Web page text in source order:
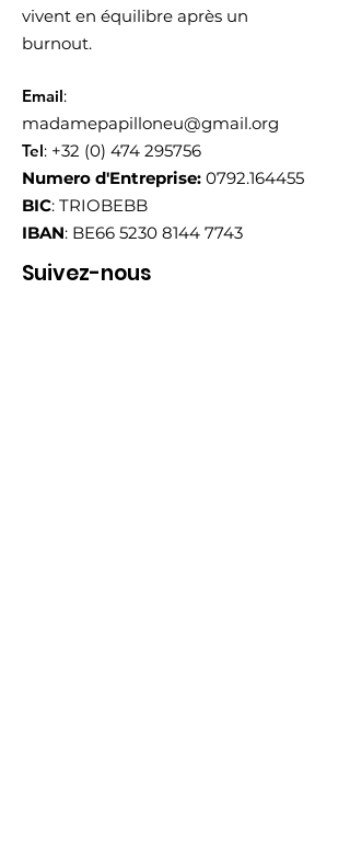
vivent en équilibre après un
burnout.
Email:
madamepapilloneu@gmail.org
Tel: +32 (0) 474 295756
Numero d'Entreprise: 0792.164455
BIC: TRIOBEBB
IBAN: BE66 5230 8144 7743
Suivez-nous